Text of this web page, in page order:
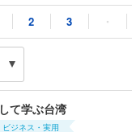
2 3 ・
て学ぶ台湾
ビジネス・実用